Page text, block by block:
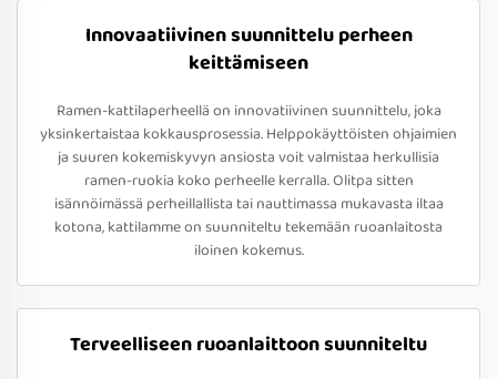
Innovaatiivinen suunnittelu perheen
keittämiseen
Ramen-kattilaperheellä on innovatiivinen suunnittelu, joka
yksinkertaistaa kokkausprosessia. Helppokäyttöisten ohjaimien
ja suuren kokemiskyvyn ansiosta voit valmistaa herkullisia
ramen-ruokia koko perheelle kerralla. Olitpa sitten
isännöimässä perheillallista tai nauttimassa mukavasta iltaa
kotona, kattilamme on suunniteltu tekemään ruoanlaitosta
iloinen kokemus.
Terveelliseen ruoanlaittoon suunniteltu